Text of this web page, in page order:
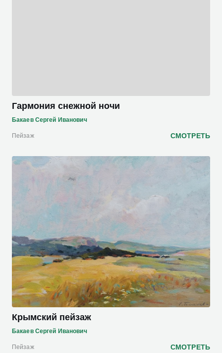
Гармония снежной ночи
Бакаев Сергей Иванович
Пейзаж СМОТРЕТЬ
Крымский пейзаж
Бакаев Сергей Иванович
Пейзаж СМОТРЕТЬ